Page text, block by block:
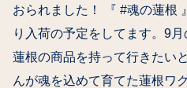
おられました！ 『 #魂の蓮根
り入荷の予定をしてます。9
蓮根の商品を持って行きたい
んが魂を込めて育てた蓮根️ワ